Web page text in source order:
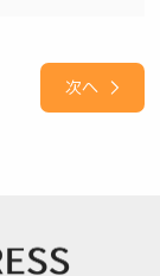
次へ